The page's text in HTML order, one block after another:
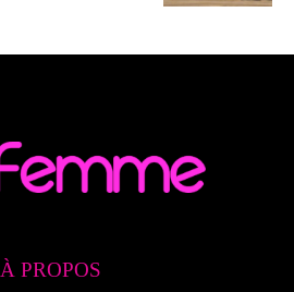
À PROPOS